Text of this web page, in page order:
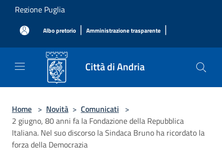
Salta al contenuto principale
Regione Puglia
Albo pretorio | Amministrazione trasparente |
Città di Andria
Home > Novità > Comunicati >
2 giugno, 80 anni fa la Fondazione della Repubblica
Italiana. Nel suo discorso la Sindaca Bruno ha ricordato la
forza della Democrazia